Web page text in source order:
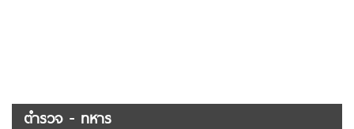
ตำรวจ - ทหาร